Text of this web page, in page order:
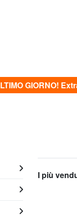
GIORNO!
I più